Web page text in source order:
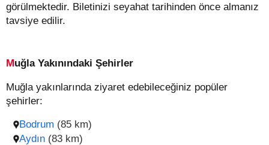
görülmektedir. Biletinizi seyahat tarihinden önce almanız
tavsiye edilir.
Muğla Yakınındaki Şehirler
Muğla yakınlarında ziyaret edebileceğiniz popüler
şehirler:
Bodrum (85 km)
Aydın (83 km)